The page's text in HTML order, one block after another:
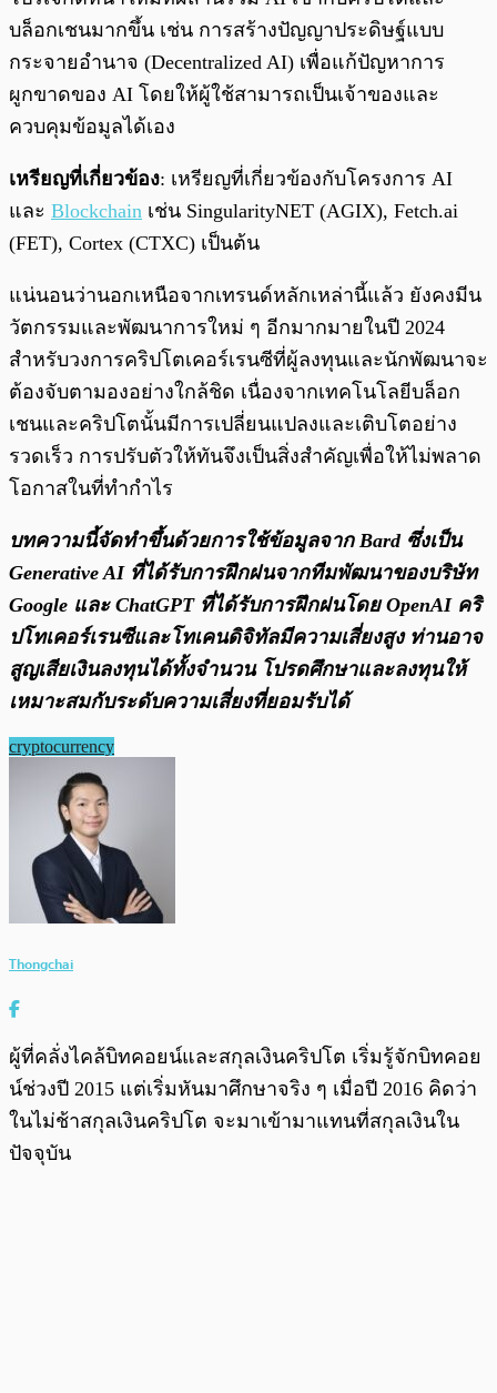
บล็อกเชนมากขึ้น เช่น การสร้างปัญญาประดิษฐ์แบบ
กระจายอำนาจ (Decentralized AI) เพื่อแก้ปัญหาการ
ผูกขาดของ AI โดยให้ผู้ใช้สามารถเป็นเจ้าของและ
ควบคุมข้อมูลได้เอง
เหรียญที่เกี่ยวข้อง: เหรียญที่เกี่ยวข้องกับโครงการ AI
และ Blockchain เช่น SingularityNET (AGIX), Fetch.ai
(FET), Cortex (CTXC) เป็นต้น
แน่นอนว่านอกเหนือจากเทรนด์หลักเหล่านี้แล้ว ยังคงมีน
วัตกรรมและพัฒนาการใหม่ ๆ อีกมากมายในปี 2024
สำหรับวงการคริปโตเคอร์เรนซีที่ผู้ลงทุนและนักพัฒนาจะ
ต้องจับตามองอย่างใกล้ชิด เนื่องจากเทคโนโลยีบล็อก
เชนและคริปโตนั้นมีการเปลี่ยนแปลงและเติบโตอย่าง
รวดเร็ว การปรับตัวให้ทันจึงเป็นสิ่งสำคัญเพื่อให้ไม่พลาด
โอกาสในที่ทำกำไร
บทความนี้จัดทำขึ้นด้วยการใช้ข้อมูลจาก Bard ซึ่งเป็น
Generative AI ที่ได้รับการฝึกฝนจากทีมพัฒนาของบริษัท
Google และ ChatGPT ที่ได้รับการฝึกฝนโดย OpenAI คริ
ปโทเคอร์เรนซีและโทเคนดิจิทัลมีความเสี่ยงสูง ท่านอาจ
สูญเสียเงินลงทุนได้ทั้งจํานวน โปรดศึกษาและลงทุนให้
เหมาะสมกับระดับความเสี่ยงที่ยอมรับได้
cryptocurrency
Thongchai
ผู้ที่คลั่งไคล้บิทคอยน์และสกุลเงินคริปโต เริ่มรู้จักบิทคอย
น์ช่วงปี 2015 แต่เริ่มหันมาศึกษาจริง ๆ เมื่อปี 2016 คิดว่า
ในไม่ช้าสกุลเงินคริปโต จะมาเข้ามาแทนที่สกุลเงินใน
ปัจจุบัน